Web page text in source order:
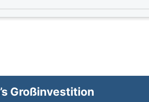
Großinvestition